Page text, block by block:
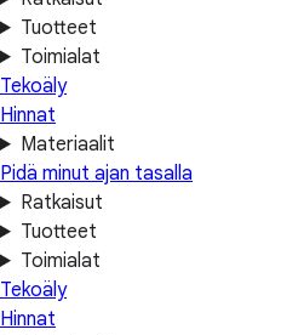
Tuotteet
Toimialat
Tekoäly
Hinnat
Materiaalit
Pidä minut ajan tasalla
Ratkaisut
Tuotteet
Toimialat
Tekoäly
Hinnat